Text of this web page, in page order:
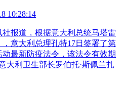
10:28:14
报道，根据意大利总统马塔雷
意大利总理孔特17日签署了第
最新防疫法令，该法令有效期
大利卫生部长罗伯托·斯佩兰扎